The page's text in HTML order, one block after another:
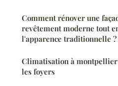
Comment rénover une
revêtement moderne tout
l'apparence traditionnelle ?
Climatisation à
les foyers